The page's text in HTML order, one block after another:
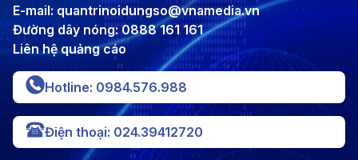
E-mail: quantrinoidungso@vnamedia.vn
Đường dây nóng: 0888 161 161
Liên hệ quảng cáo
Hotline: 0984.576.988
Điện thoại: 024.39412720